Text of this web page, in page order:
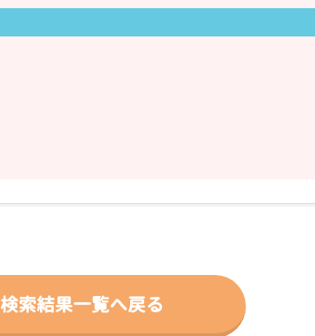
検索結果一覧へ戻る